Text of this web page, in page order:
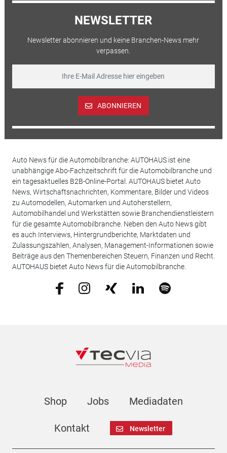
NEWSLETTER
Newsletter abonnieren und keine Branchen-News mehr
verpassen.
ABONNIEREN
Auto News für die Automobilbranche: AUTOHAUS ist eine
unabhängige Abo-Fachzeitschrift für die Automobilbranche und
ein tagesaktuelles B2B-Online-Portal. AUTOHAUS bietet Auto
News, Wirtschaftsnachrichten, Kommentare, Bilder und Videos
zu Automodellen, Automarken und Autoherstellern,
Automobilhandel und Werkstätten sowie Branchendienstleistern
für die gesamte Automobilbranche. Neben den Auto News gibt
es auch Interviews, Hintergrundberichte, Marktdaten und
Zulassungszahlen, Analysen, Management-Informationen sowie
Beiträge aus den Themenbereichen Steuern, Finanzen und Recht.
AUTOHAUS bietet Auto News für die Automobilbranche.
Shop Jobs Mediadaten
Kontakt Newsletter